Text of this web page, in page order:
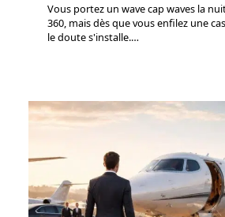
Vous portez un wave cap waves la
360, mais dès que vous enfilez une
le doute s'installe.…